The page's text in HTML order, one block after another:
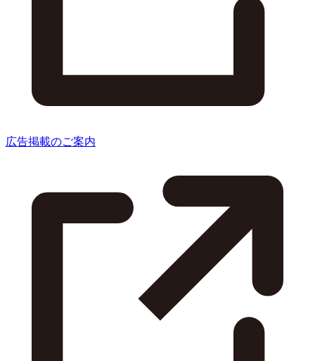
広告掲載のご案内